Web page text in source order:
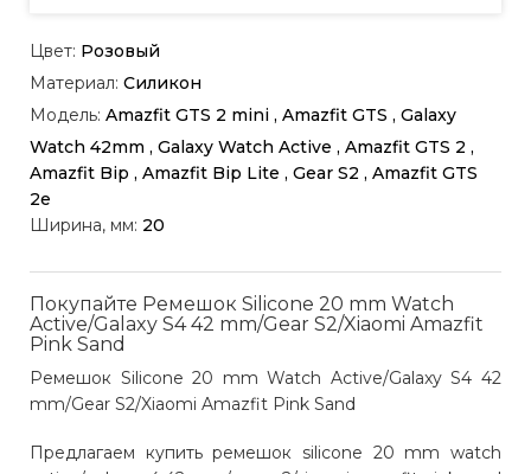
Цвет: Розовый
Материал: Силикон
Модель: Amazfit GTS 2 mini , Amazfit GTS , Galaxy
Watch 42mm , Galaxy Watch Active , Amazfit GTS 2 ,
Amazfit Bip , Amazfit Bip Lite , Gear S2 , Amazfit GTS
2e
Ширина, мм: 20
Покупайте Ремешок Silicone 20 mm Watch
Active/Galaxy S4 42 mm/Gear S2/Xiaomi Amazfit
Pink Sand
Ремешок Silicone 20 mm Watch Active/Galaxy S4 42
mm/Gear S2/Xiaomi Amazfit Pink Sand
Предлагаем купить ремешок silicone 20 mm watch